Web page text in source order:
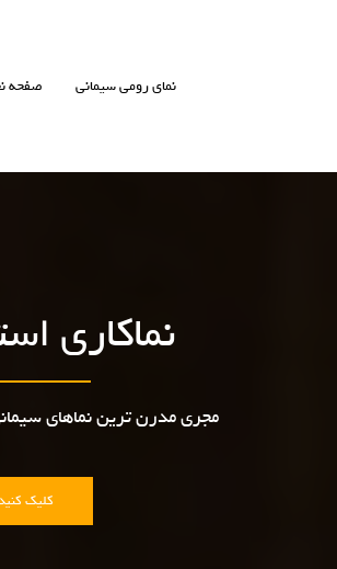
نمای رومی سیمانی صفحه
نماکاری
مجری مدرن ترین نماهای
کلیک